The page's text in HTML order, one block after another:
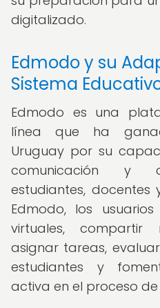
digitalizado.
Edmodo y su
Sistema
Edmodo es una
línea que ha
Uruguay por su
comunicación y
estudiantes,
Edmodo, los
virtuales, compartir
asignar tareas,
estudiantes y
activa en el proceso